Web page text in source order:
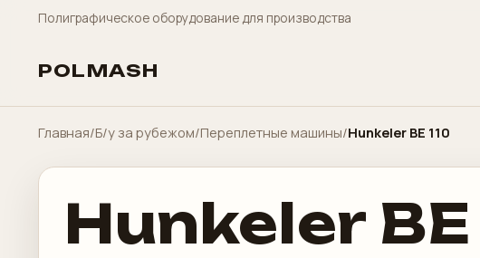
Полиграфическое оборудование для производства
POLMASH
Главная/Б/у за рубежом/Переплетные машины/Hunkeler BE 110
Hunkeler BE